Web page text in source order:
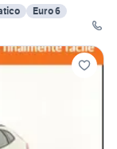
Euro 6